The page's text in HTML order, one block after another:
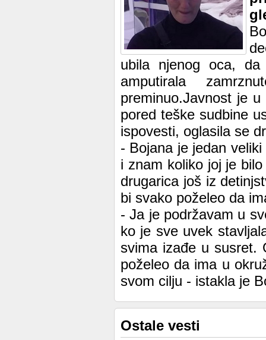
ubila njenog oca,
amputirala
preminuo.Javnost je
pored teške sudbine
ispovesti, oglasila se
- Bojana je jedan
i znam koliko joj je
drugarica još iz
bi svako poželeo da
- Ja je podržavam u
ko je sve uvek
svima izađe u susret.
poželeo da ima u
svom cilju - istakla je
Ostale vesti